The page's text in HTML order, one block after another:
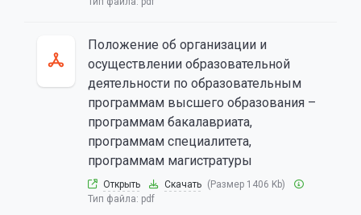
Положение об организации и
осуществлении образовательной
деятельности по образовательным
программам высшего образования –
программам бакалавриата,
программам специалитета,
программам магистратуры
Открыть Скачать (Размер 1406 Kb)
Тип файла: pdf